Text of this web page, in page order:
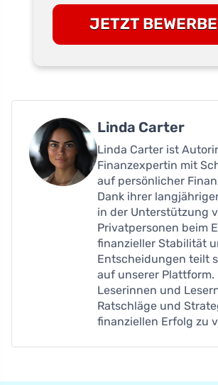
JETZT
Linda Carter
Linda Carter ist
Finanzexpertin mit
auf persönlicher
Dank ihrer
in der Unterstützung
Privatpersonen beim
finanzieller Stabilität
Entscheidungen teilt
auf unserer Plattform.
Leserinnen und
Ratschläge und
finanziellen Erfolg zu